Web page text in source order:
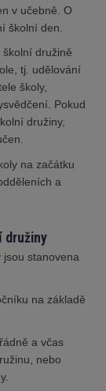
v učebně. O
školní den.
družině
tj. udělování
školy,
Pokud
družiny,
na začátku
a
družiny
stanovena
na základě
a včas
nebo